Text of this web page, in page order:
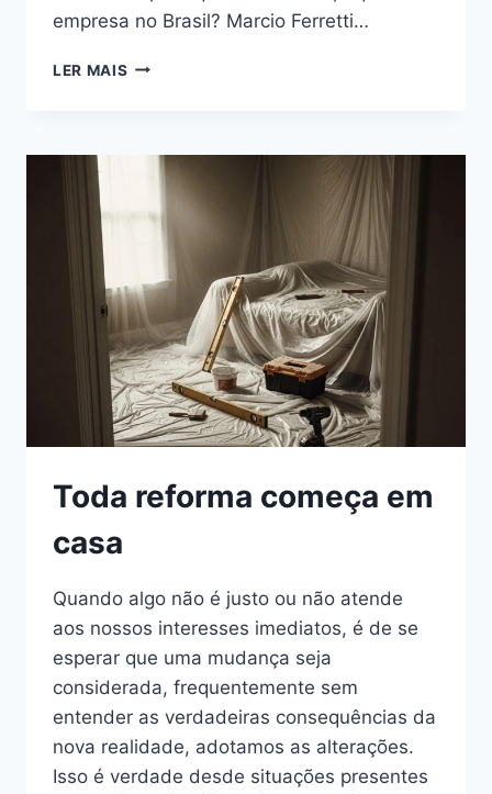
empresa no Brasil? Marcio Ferretti…
LER MAIS
Toda reforma começa em
casa
Quando algo não é justo ou não atende
aos nossos interesses imediatos, é de se
esperar que uma mudança seja
considerada, frequentemente sem
entender as verdadeiras consequências da
nova realidade, adotamos as alterações.
Isso é verdade desde situações presentes